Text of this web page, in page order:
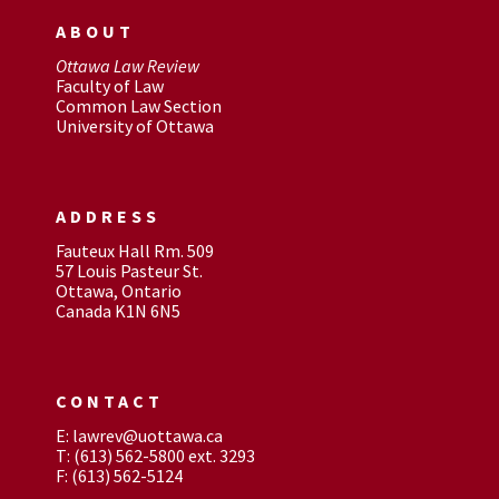
ABOUT
Ottawa Law Review
Faculty of Law
Common Law Section
University of Ottawa
ADDRESS
Fauteux Hall Rm. 509
57 Louis Pasteur St.
Ottawa, Ontario
Canada K1N 6N5
CONTACT
E: lawrev@uottawa.ca
T: (613) 562-5800 ext. 3293
F: (613) 562-5124